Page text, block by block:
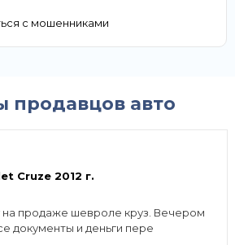
с мошенниками
продавцов авто
Cruze 2012 г.
на продаже шевроле круз. Вечером
документы и деньги пере